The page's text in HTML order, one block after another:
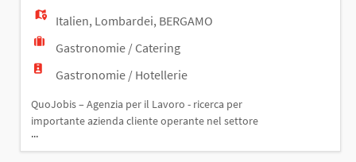
Italien, Lombardei, BERGAMO
Gastronomie / Catering
Gastronomie / Hotellerie
QuoJobis – Agenzia per il Lavoro - ricerca per
importante azienda cliente operante nel settore
della ristorazione collettiva un ADDETTA
MENSA/ADDETTA PASTI TRASPORTATI - BERGAMO
...